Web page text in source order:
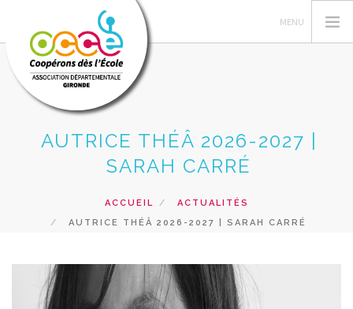
VOTRE AD OCCE 33
GERER SA COOPERATIVE
NOS RESSOURCES
RECHERCHER
AUTRICE THÉÂ 2026-2027 |
SARAH CARRÉ
ACCUEIL
ACTUALITÉS
AUTRICE THÉÂ 2026-2027 | SARAH CARRÉ